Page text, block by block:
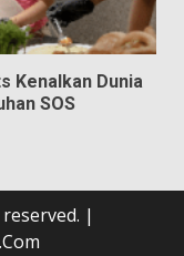
Kenalkan Dunia
SOS
|